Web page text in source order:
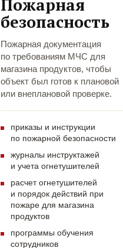
Пожарная
безопасность
Пожарная документация
по требованиям МЧС для
магазина продуктов, чтобы
объект был готов к плановой
или внеплановой проверке.
приказы и инструкции
по пожарной безопасности
журналы инструктажей
и учета огнетушителей
расчет огнетушителей
и порядок действий при
пожаре для магазина
продуктов
программы обучения
сотрудников